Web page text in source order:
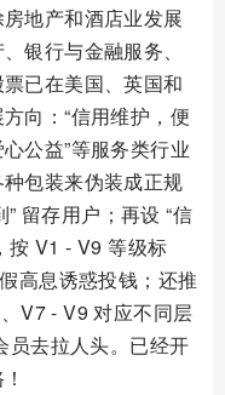
地产和酒店业发展
银行与金融服务、
已在美国、英国和
向：“信用维护，便
公益”等服务类行业
包装来伪装成正规
” 留存用户；再设 “信
按 V1 - V9 等级标
高息诱惑投钱；还推
V7 - V9 对应不同层
员去拉人头。已经开